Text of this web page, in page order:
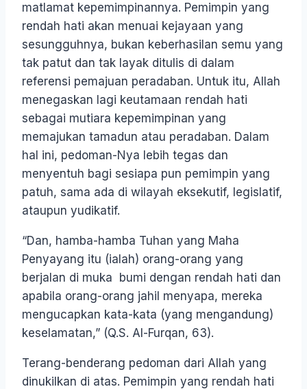
matlamat kepemimpinannya. Pemimpin yang
rendah hati akan menuai kejayaan yang
sesungguhnya, bukan keberhasilan semu yang
tak patut dan tak layak ditulis di dalam
referensi pemajuan peradaban. Untuk itu, Allah
menegaskan lagi keutamaan rendah hati
sebagai mutiara kepemimpinan yang
memajukan tamadun atau peradaban. Dalam
hal ini, pedoman-Nya lebih tegas dan
menyentuh bagi sesiapa pun pemimpin yang
patuh, sama ada di wilayah eksekutif, legislatif,
ataupun yudikatif.
“Dan, hamba-hamba Tuhan yang Maha
Penyayang itu (ialah) orang-orang yang
berjalan di muka bumi dengan rendah hati dan
apabila orang-orang jahil menyapa, mereka
mengucapkan kata-kata (yang mengandung)
keselamatan,” (Q.S. Al-Furqan, 63).
Terang-benderang pedoman dari Allah yang
dinukilkan di atas. Pemimpin yang rendah hati